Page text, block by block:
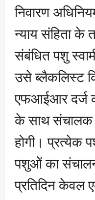
निवारण
न्याय संहिता के
संबंधित पशु
उसे ब्लैकलिस्ट
एफआईआर दर्ज
के साथ संचालक
होगी। प्रत्येक
पशुओं का
प्रतिदिन केवल